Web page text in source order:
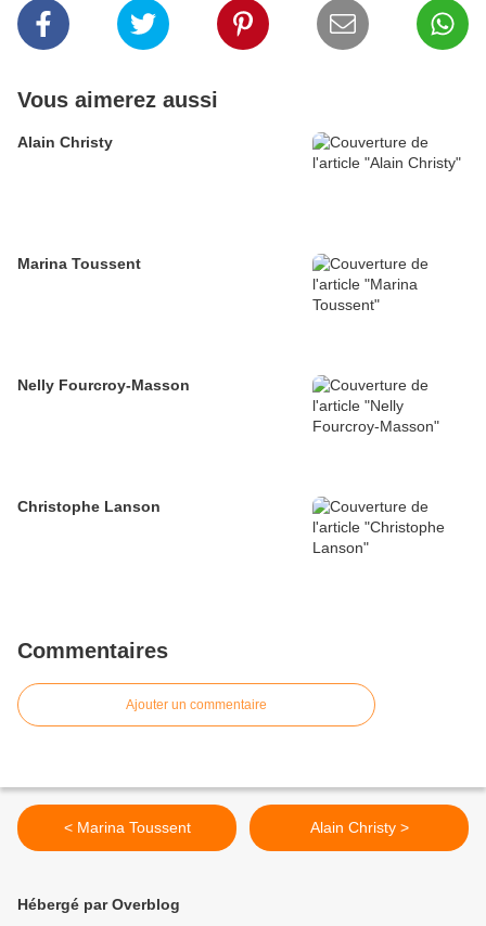
Vous aimerez aussi
Alain Christy
Marina Toussent
Nelly Fourcroy-Masson
Christophe Lanson
Commentaires
Ajouter un commentaire
< Marina Toussent Alain Christy >
Hébergé par Overblog